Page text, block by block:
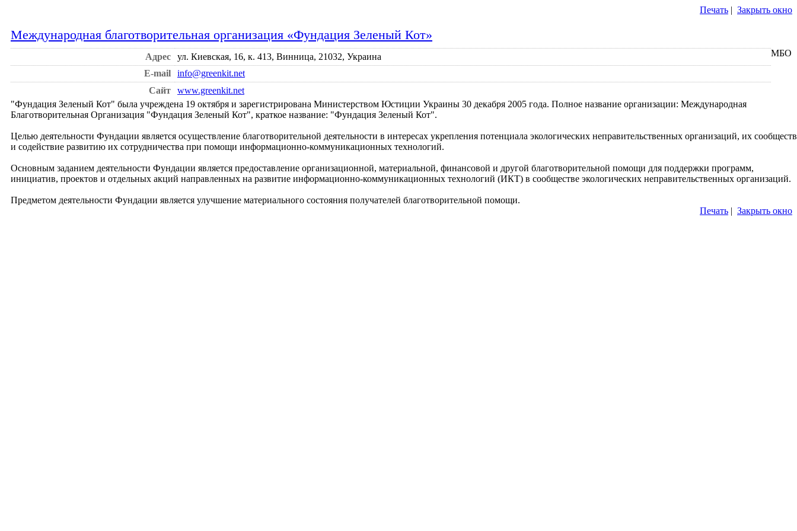
Печать | Закрыть окно
Международная благотворительная организация «Фундация Зеленый Кот»
Адрес
ул. Киевская, 16, к. 413, Винница, 21032, Украина
E-mail
info@greenkit.net
Сайт
www.greenkit.net
МБО
"Фундация Зеленый Кот" была учреждена 19 октября и зарегистрирована Министерством Юстиции Украины 30 декабря 2005 года. Полное название организации: Международная
Благотворительная Организация "Фундация Зеленый Кот", краткое название: "Фундация Зеленый Кот".
Целью деятельности Фундации является осуществление благотворительной деятельности в интересах укрепления потенциала экологических неправительственных организаций, их сообществ
и содействие развитию их сотрудничества при помощи информационно-коммуникационных технологий.
Основным заданием деятельности Фундации является предоставление организационной, материальной, финансовой и другой благотворительной помощи для поддержки программ,
инициатив, проектов и отдельных акций направленных на развитие информационно-коммуникационных технологий (ИКТ) в сообществе экологических неправительственных организаций.
Предметом деятельности Фундации является улучшение материального состояния получателей благотворительной помощи.
Печать | Закрыть окно